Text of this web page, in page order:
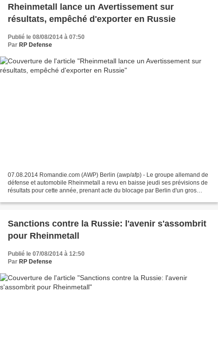
Rheinmetall lance un Avertissement sur
résultats, empêché d'exporter en Russie
Publié le 08/08/2014 à 07:50
Par RP Defense
07.08.2014 Romandie.com (AWP) Berlin (awp/afp) - Le groupe allemand de
défense et automobile Rheinmetall a revu en baisse jeudi ses prévisions de
résultats pour cette année, prenant acte du blocage par Berlin d'un gros
Sanctions contre la Russie: l'avenir s'assombrit
pour Rheinmetall
Publié le 07/08/2014 à 12:50
Par RP Defense